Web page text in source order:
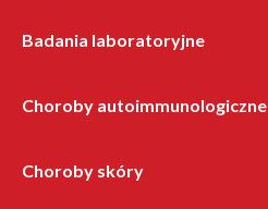
Badania laboratoryjne
Choroby autoimmunologiczne
Choroby skóry